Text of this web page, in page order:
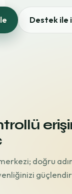
Destek ile
doğru